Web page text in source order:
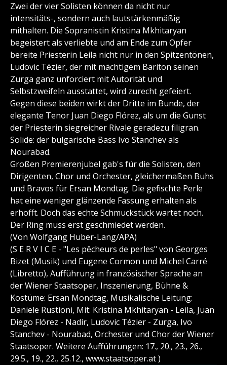
Zwei der vier Solisten können da nicht nur
intensitäts-, sondern auch lautstärkenmäßig
mithalten. Die Sopranistin Kristina Mkhitaryan
begeistert als verliebte und am Ende zum Opfer
bereite Priesterin Leila nicht nur in den Spitzentönen,
Ludovic Tézier, der mit mächtigem Bariton seinen
Zurga ganz unforciert mit Autorität und
Selbstzweifeln ausstattet, wird zurecht gefeiert.
Gegen diese beiden wirkt der Dritte im Bunde, der
elegante Tenor Juan Diego Flórez, als um die Gunst
der Priesterin siegreicher Rivale geradezu filigran.
Solide: der bulgarische Bass Ivo Stanchev als
Nourabad.
Großen Premierenjubel gab's für die Solisten, den
Dirigenten, Chor und Orchester, gleichermaßen Buhs
und Bravos für Ersan Mondtag. Die gefischte Perle
hat eine weniger glänzende Fassung erhalten als
erhofft. Doch das echte Schmuckstück wartet noch.
Der Ring muss erst geschmiedet werden.
(Von Wolfgang Huber-Lang/APA)
(S E R V I C E - "Les pêcheurs de perles" von Georges
Bizet (Musik) und Eugene Cormon und Michel Carré
(Libretto), Aufführung in französischer Sprache an
der Wiener Staatsoper, Inszenierung, Bühne &
Kostüme: Ersan Mondtag, Musikalische Leitung:
Daniele Rustioni, Mit: Kristina Mkhitaryan - Leila, Juan
Diego Flórez - Nadir, Ludovic Tézier - Zurga, Ivo
Stanchev - Nourabad, Orchester und Chor der Wiener
Staatsoper. Weitere Aufführungen: 17., 20., 23., 26.,
29.5., 19., 22., 25.12., www.staatsoper.at )